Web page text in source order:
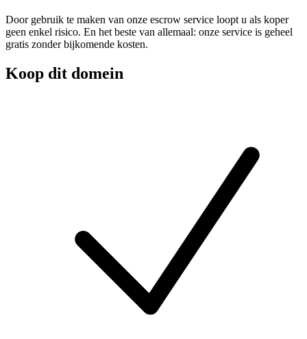
Door gebruik te maken van onze escrow service loopt u als koper
geen enkel risico. En het beste van allemaal: onze service is geheel
gratis zonder bijkomende kosten.
Koop dit domein